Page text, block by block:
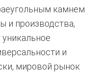
камнем
и производства,
уникальное
и
мировой рынок